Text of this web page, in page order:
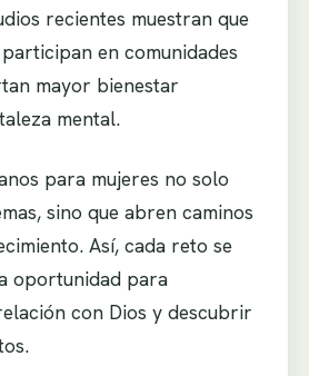
recientes muestran que
en comunidades
mayor bienestar
mental.
para mujeres no solo
sino que abren caminos
Así, cada reto se
oportunidad para
con Dios y descubrir